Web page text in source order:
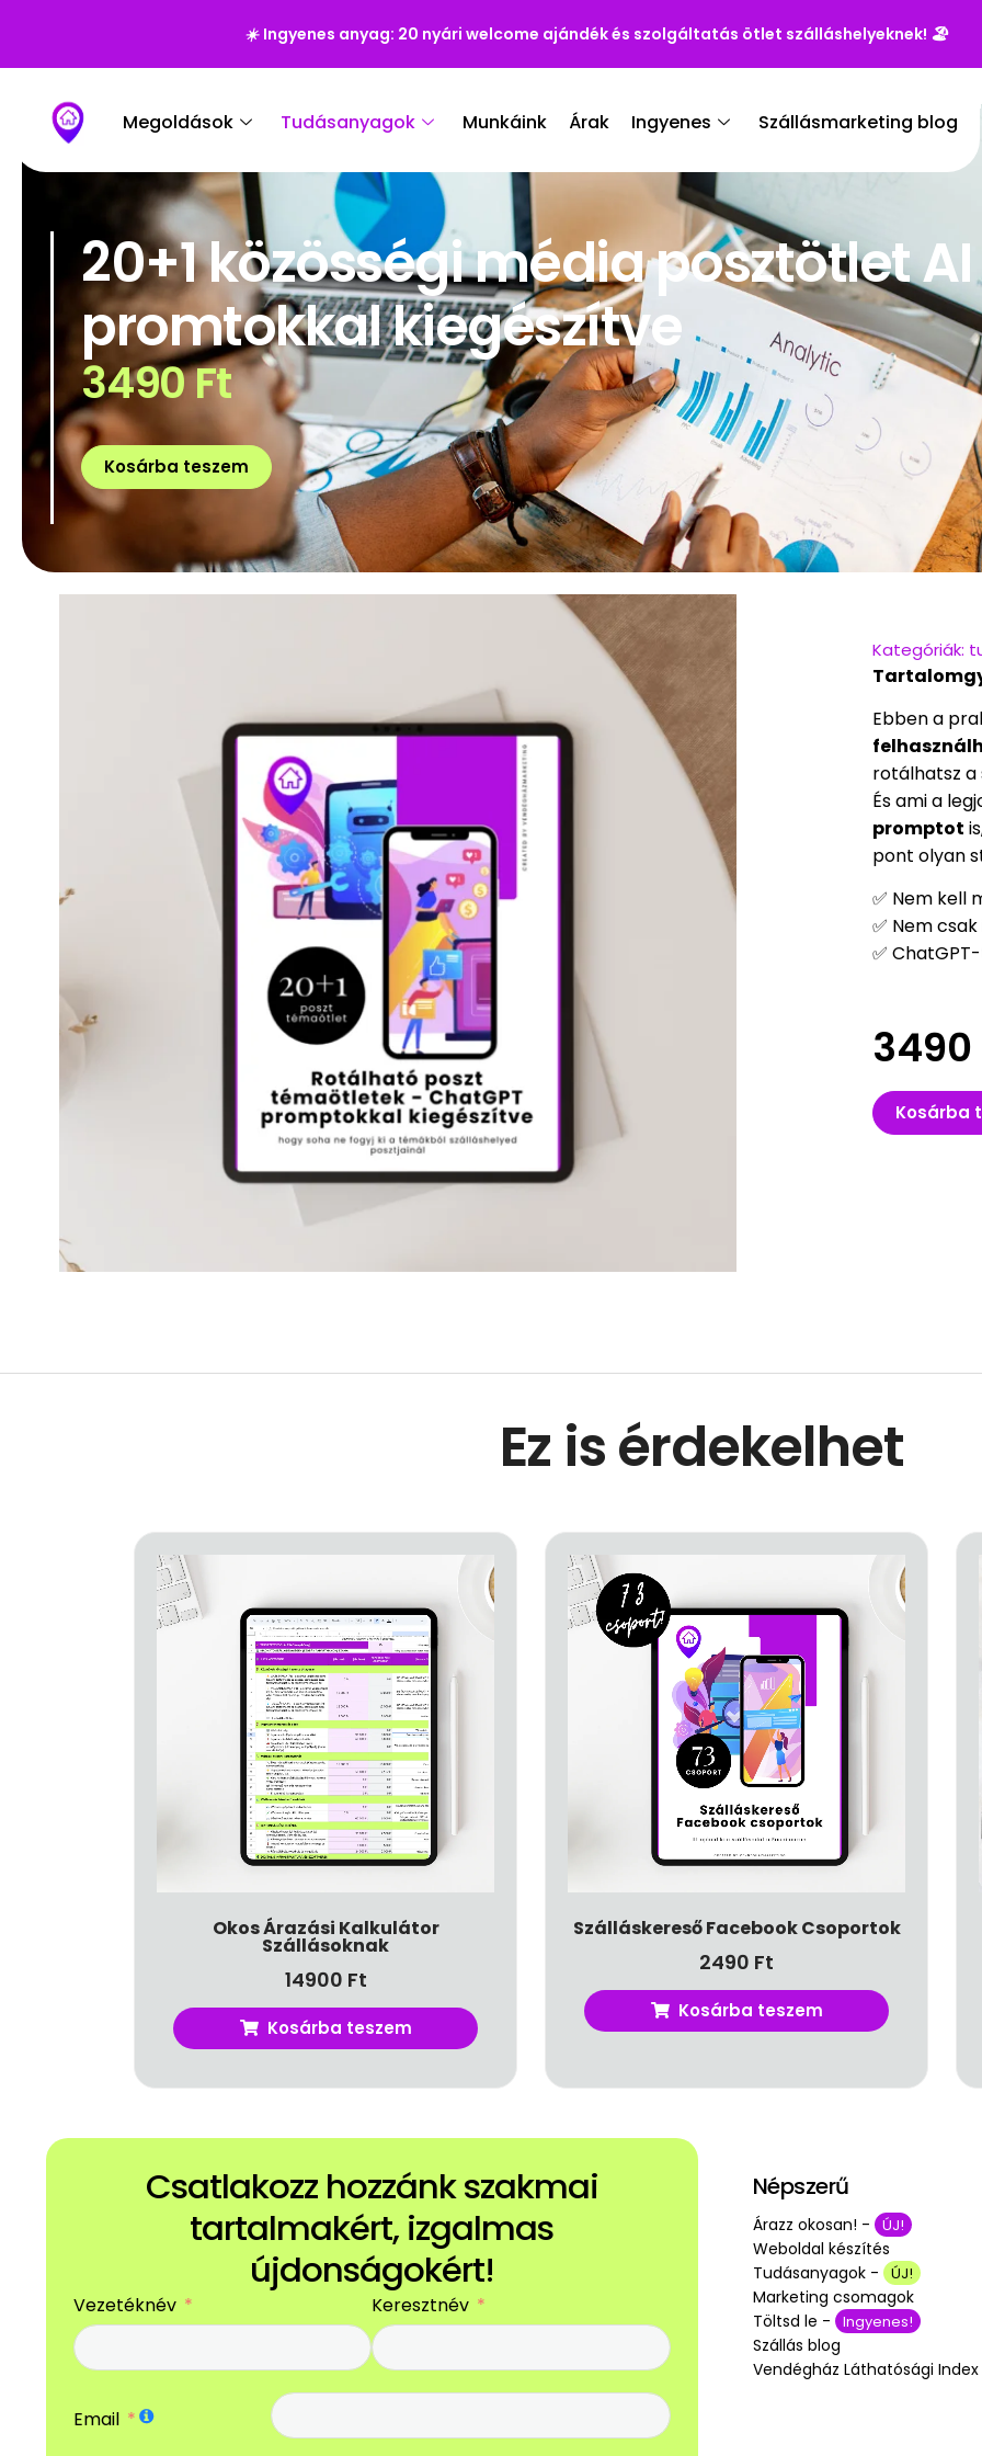
☀️ Ingyenes anyag: 20 nyári welcome ajándék és szolgáltatás ötlet szálláshelyeknek! 🏖️
Megoldások Tudásanyagok Munkáink Árak Ingyenes Szállásmarketing blog
20+1 közösségi média posztötlet AI
promtokkal kiegészítve
3490Ft
Kosárba teszem
Kategóriák:
Ebben a
rotálhatsz a
És ami a
promptot
pont olyan
✅ Nem kell
✅ Nem
✅
3490
Kosárba
Ez is érdekelhet
Okos Árazási Kalkulátor
Szállásoknak
14900 Ft
Kosárba teszem
Szálláskereső Facebook Csoportok
2490 Ft
Kosárba teszem
Csatlakozz hozzánk szakmai
tartalmakért, izgalmas
újdonságokért!
Vezetéknév Keresztnév
Email
Népszerű
Árazz okosan! - ÚJ!
Weboldal készítés
Tudásanyagok -
ÚJ!
Marketing csomagok
Töltsd le -
Ingyenes!
Szállás blog
Vendégház Láthatósági